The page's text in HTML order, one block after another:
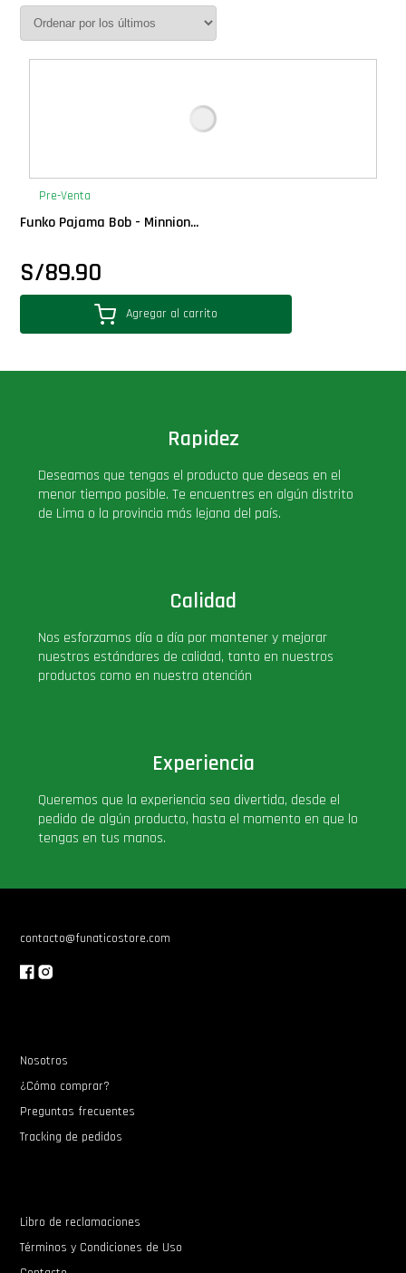
Cover Pop!
Exclusivos
Gift Cards
Llaveros Pop
Moments
PLUS!
Pop Regular
PRÓXIMAMENTE
Star Wars Oferta
Pre-Venta
Funko Pajama Bob - Minnion...
S/89.90
Agregar al carrito
Rapidez
Deseamos que tengas el producto que deseas en el
menor tiempo posible. Te encuentres en algún distrito
de Lima o la provincia más lejana del país.
Calidad
Nos esforzamos día a día por mantener y mejorar
nuestros estándares de calidad, tanto en nuestros
productos como en nuestra atención
Experiencia
Queremos que la experiencia sea divertida, desde el
pedido de algún producto, hasta el momento en que lo
tengas en tus manos.
contacto@funaticostore.com
Nosotros
¿Cómo comprar?
Preguntas frecuentes
Tracking de pedidos
Libro de reclamaciones
Términos y Condiciones de Uso